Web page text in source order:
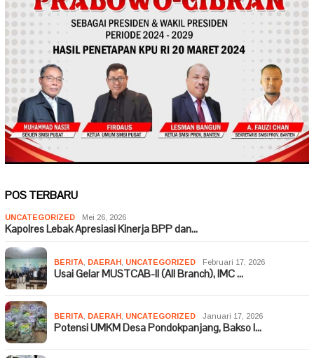
POS TERBARU
UNCATEGORIZED Mei 26, 2026
Kapolres Lebak Apresiasi Kinerja BPP dan…
BERITA DAERAH UNCATEGORIZED Februari 17, 2026
Usai Gelar MUSTCAB-II (All Branch), IMC …
BERITA DAERAH UNCATEGORIZED Januari 17, 2026
Potensi UMKM Desa Pondokpanjang, Bakso I…